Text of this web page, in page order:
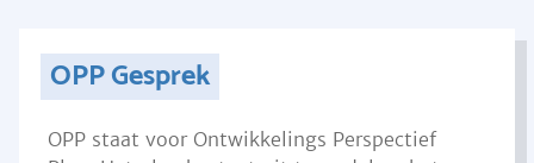
OPP Gesprek
OPP staat voor Ontwikkelings Perspectief